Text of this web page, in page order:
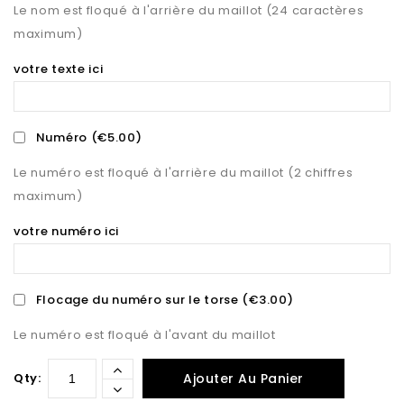
Le nom est floqué à l'arrière du maillot (24 caractères
maximum)
votre texte ici
Numéro (€5.00)
Le numéro est floqué à l'arrière du maillot (2 chiffres
maximum)
votre numéro ici
Flocage du numéro sur le torse (€3.00)
Le numéro est floqué à l'avant du maillot
Qty: Ajouter Au Panier